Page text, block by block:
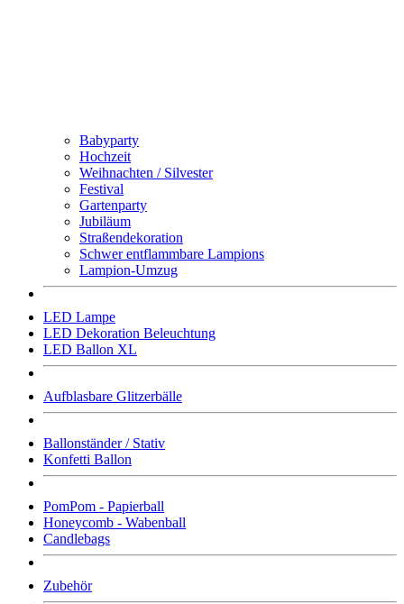
Babyparty
Hochzeit
Weihnachten / Silvester
Festival
Gartenparty
Jubiläum
Straßendekoration
Schwer entflammbare Lampions
Lampion-Umzug
LED Lampe
LED Dekoration Beleuchtung
LED Ballon XL
Aufblasbare Glitzerbälle
Ballonständer / Stativ
Konfetti Ballon
PomPom - Papierball
Honeycomb - Wabenball
Candlebags
Zubehör